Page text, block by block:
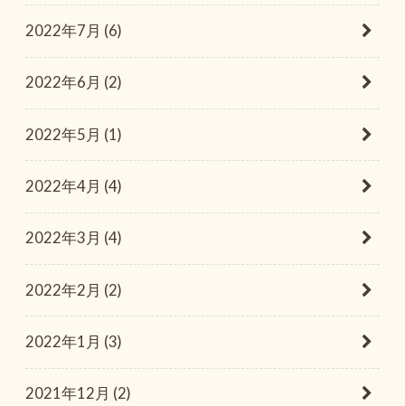
2022年7月 (6)
2022年6月 (2)
2022年5月 (1)
2022年4月 (4)
2022年3月 (4)
2022年2月 (2)
2022年1月 (3)
2021年12月 (2)